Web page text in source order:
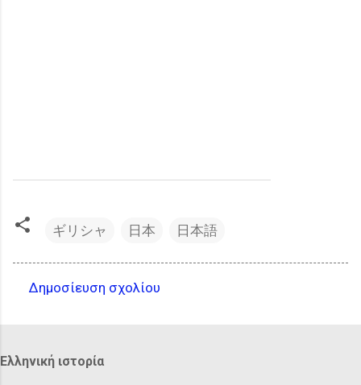
ギリシャ 日本 日本語
λ
Δημοσίευση σχολίου
Ελληνική ιστορία